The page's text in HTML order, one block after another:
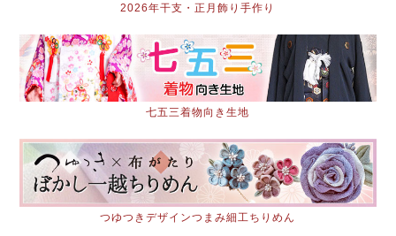
2026年干支・正月飾り手作り
七五三着物向き生地
つゆつきデザインつまみ細工ちりめん